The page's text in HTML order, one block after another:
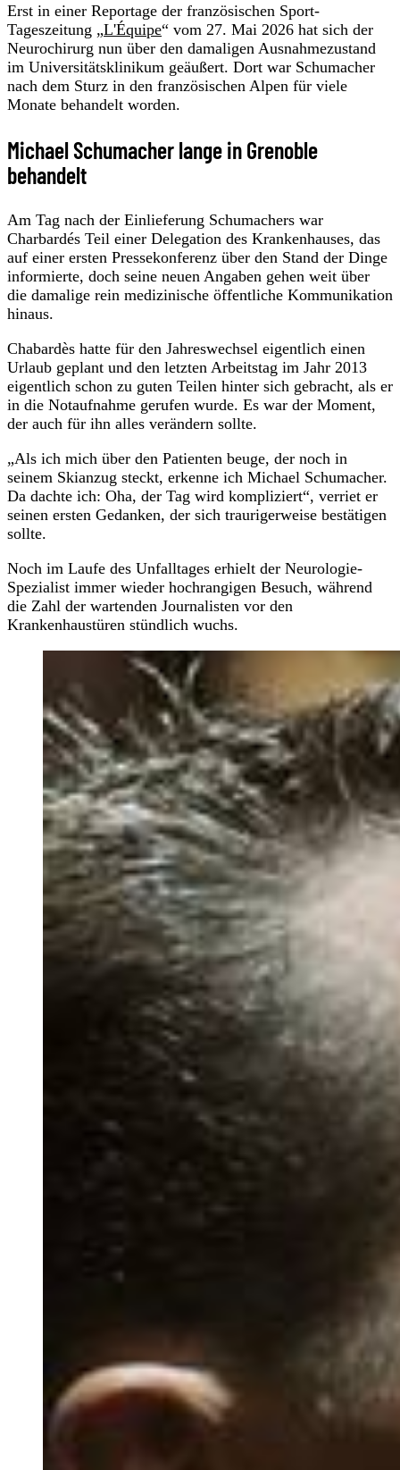
Erst in einer Reportage der französischen Sport-
Tageszeitung „L'Équipe“ vom 27. Mai 2026 hat sich der
Neurochirurg nun über den damaligen Ausnahmezustand
im Universitätsklinikum geäußert. Dort war Schumacher
nach dem Sturz in den französischen Alpen für viele
Monate behandelt worden.
Michael Schumacher lange in Grenoble
behandelt
Am Tag nach der Einlieferung Schumachers war
Charbardés Teil einer Delegation des Krankenhauses, das
auf einer ersten Pressekonferenz über den Stand der Dinge
informierte, doch seine neuen Angaben gehen weit über
die damalige rein medizinische öffentliche Kommunikation
hinaus.
Chabardès hatte für den Jahreswechsel eigentlich einen
Urlaub geplant und den letzten Arbeitstag im Jahr 2013
eigentlich schon zu guten Teilen hinter sich gebracht, als er
in die Notaufnahme gerufen wurde. Es war der Moment,
der auch für ihn alles verändern sollte.
„Als ich mich über den Patienten beuge, der noch in
seinem Skianzug steckt, erkenne ich Michael Schumacher.
Da dachte ich: Oha, der Tag wird kompliziert“, verriet er
seinen ersten Gedanken, der sich traurigerweise bestätigen
sollte.
Noch im Laufe des Unfalltages erhielt der Neurologie-
Spezialist immer wieder hochrangigen Besuch, während
die Zahl der wartenden Journalisten vor den
Krankenhaustüren stündlich wuchs.